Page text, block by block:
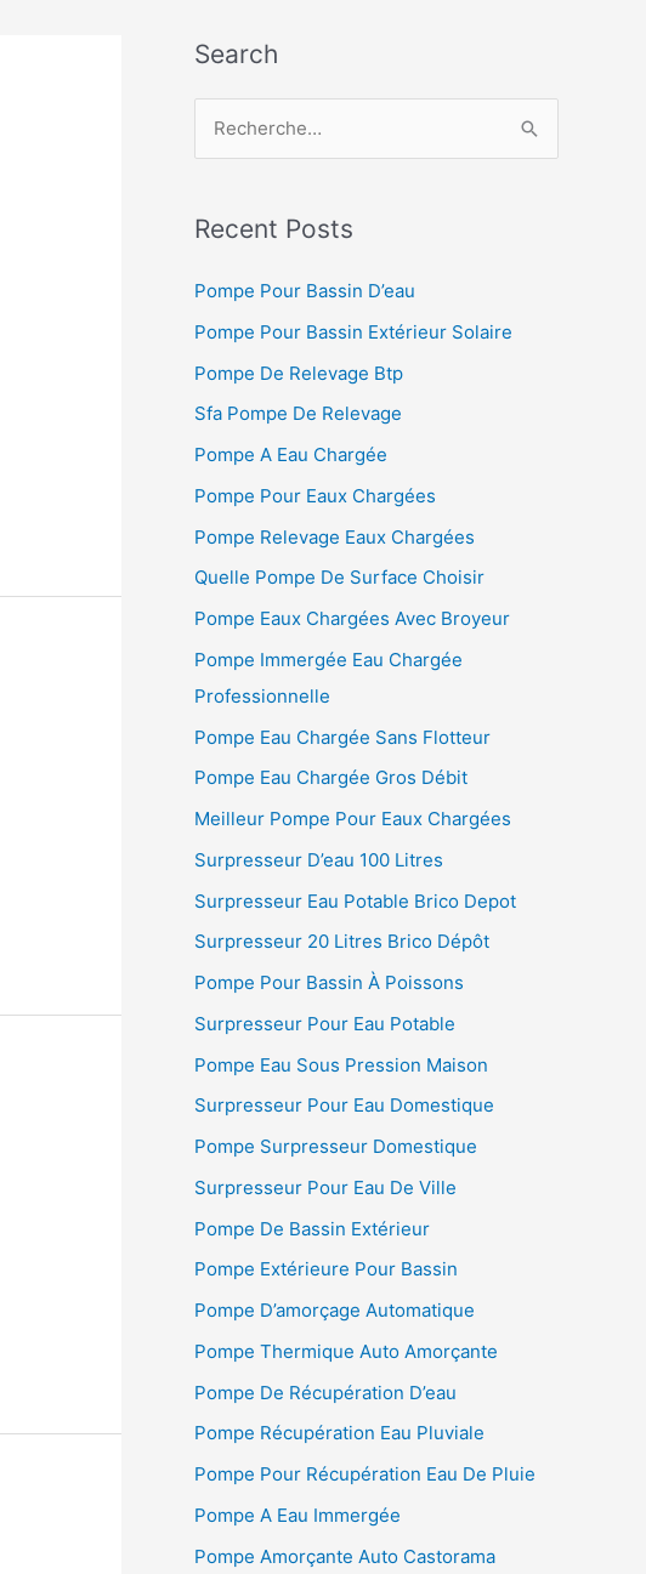
Search
h
r
c
h
e
r
Recent Posts
Pompe Pour Bassin D’eau
Pompe Pour Bassin Extérieur Solaire
Pompe De Relevage Btp
Sfa Pompe De Relevage
Pompe A Eau Chargée
Pompe Pour Eaux Chargées
Pompe Relevage Eaux Chargées
Quelle Pompe De Surface Choisir
Pompe Eaux Chargées Avec Broyeur
Pompe Immergée Eau Chargée
Professionnelle
Pompe Eau Chargée Sans Flotteur
Pompe Eau Chargée Gros Débit
Meilleur Pompe Pour Eaux Chargées
Surpresseur D’eau 100 Litres
Surpresseur Eau Potable Brico Depot
Surpresseur 20 Litres Brico Dépôt
Pompe Pour Bassin À Poissons
Surpresseur Pour Eau Potable
Pompe Eau Sous Pression Maison
Surpresseur Pour Eau Domestique
Pompe Surpresseur Domestique
Surpresseur Pour Eau De Ville
Pompe De Bassin Extérieur
Pompe Extérieure Pour Bassin
Pompe D’amorçage Automatique
Pompe Thermique Auto Amorçante
Pompe De Récupération D’eau
Pompe Récupération Eau Pluviale
Pompe Pour Récupération Eau De Pluie
Pompe A Eau Immergée
Pompe Amorçante Auto Castorama